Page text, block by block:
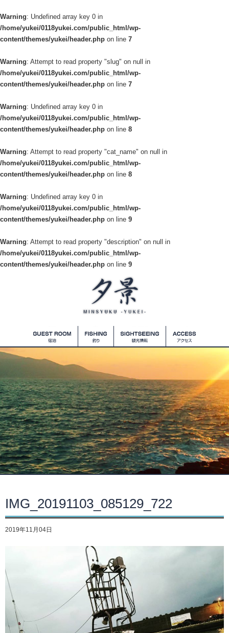
Warning: Undefined array key 0 in
/home/yukei/0118yukei.com/public_html/wp-
content/themes/yukei/header.php on line 7
Warning: Attempt to read property "slug" on null in
/home/yukei/0118yukei.com/public_html/wp-
content/themes/yukei/header.php on line 7
Warning: Undefined array key 0 in
/home/yukei/0118yukei.com/public_html/wp-
content/themes/yukei/header.php on line 8
Warning: Attempt to read property "cat_name" on null in
/home/yukei/0118yukei.com/public_html/wp-
content/themes/yukei/header.php on line 8
Warning: Undefined array key 0 in
/home/yukei/0118yukei.com/public_html/wp-
content/themes/yukei/header.php on line 9
Warning: Attempt to read property "description" on null in
/home/yukei/0118yukei.com/public_html/wp-
content/themes/yukei/header.php on line 9
IMG_20191103_085129_722
2019年11月04日